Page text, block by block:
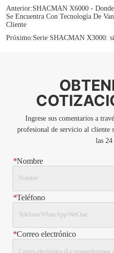
Anterior:SHACMAN X6000 -
Se Encuentra Con Tecnología De
Cliente
Próximo:Serie SHACMAN X3000:
Ingrese sus comentarios a
profesional de servicio al cliente
las 24
*Nombre
*Teléfono
*Correo electrónico